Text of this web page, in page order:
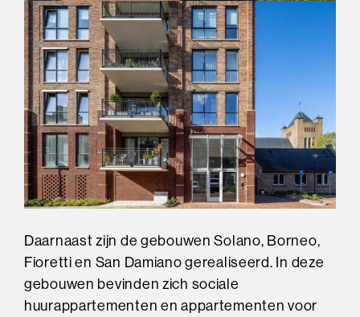
Daarnaast zijn de gebouwen Solano, Borneo,
Fioretti en San Damiano gerealiseerd. In deze
gebouwen bevinden zich sociale
huurappartementen en appartementen voor